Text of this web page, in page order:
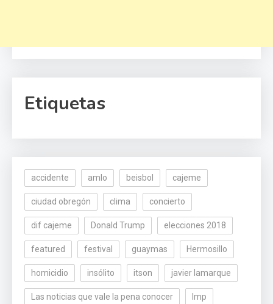
Etiquetas
accidente amlo beisbol cajeme
ciudad obregón clima concierto
dif cajeme Donald Trump elecciones 2018
featured festival guaymas Hermosillo
homicidio insólito itson javier lamarque
Las noticias que vale la pena conocer lmp